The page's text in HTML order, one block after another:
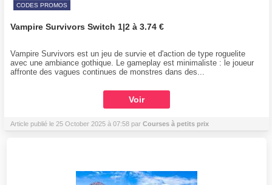
CODES PROMOS
Vampire Survivors Switch 1|2 à 3.74 €
Vampire Survivors est un jeu de survie et d'action de type roguelite
avec une ambiance gothique. Le gameplay est minimaliste : le joueur
affronte des vagues continues de monstres dans des...
Voir
Article publié le 25 October 2025 à 07:58 par Courses à petits prix